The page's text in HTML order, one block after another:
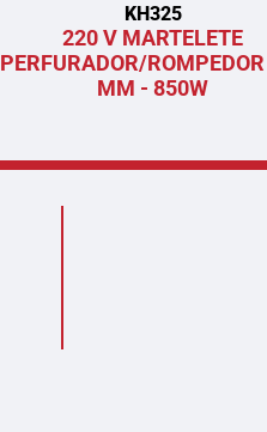
KH325
220 V MARTELETE
PERFURADOR/
MM - 850W